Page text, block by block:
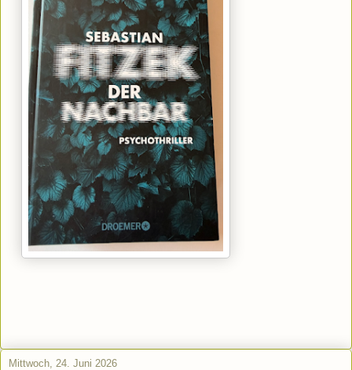
Mittwoch, 24. Juni 2026